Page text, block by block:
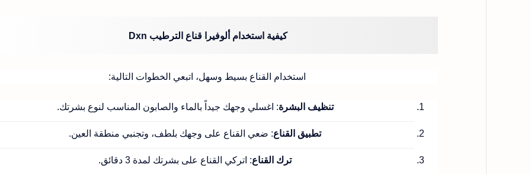
كيفية استخدام ألوفيرا قناع الترطيب Dxn
استخدام القناع بسيط وسهل، اتبعي الخطوات التالية:
تنظيف البشرة: اغسلي وجهك جيداً بالماء والصابون المناسب لنوع بشرتك.
تطبيق القناع: ضعي القناع على وجهك بلطف، وتجنبي منطقة العين.
ترك القناع: اتركي القناع على بشرتك لمدة 3 دقائق.